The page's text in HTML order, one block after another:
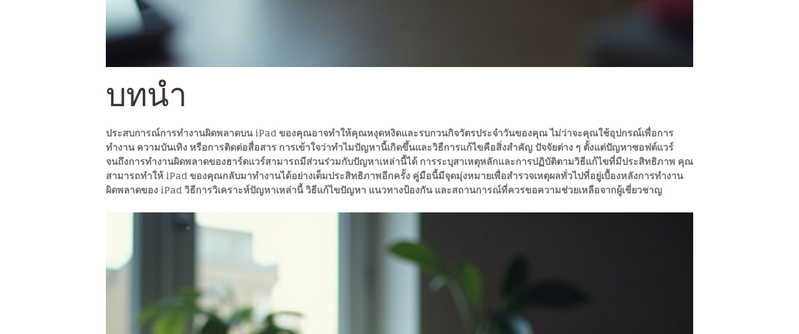
บทนำ
ประสบการณ์การทำงานผิดพลาดบน iPad ของคุณอาจทำให้คุณหงุดหงิดและรบกวนกิจวัตรประจำวันของคุณ ไม่ว่าจะคุณใช้อุปกรณ์เพื่อการ
ทำงาน ความบันเทิง หรือการติดต่อสื่อสาร การเข้าใจว่าทำไมปัญหานี้เกิดขึ้นและวิธีการแก้ไขคือสิ่งสำคัญ ปัจจัยต่าง ๆ ตั้งแต่ปัญหาซอฟต์แวร์
จนถึงการทำงานผิดพลาดของฮาร์ดแวร์สามารถมีส่วนร่วมกับปัญหาเหล่านี้ได้ การระบุสาเหตุหลักและการปฏิบัติตามวิธีแก้ไขที่มีประสิทธิภาพ คุณ
สามารถทำให้ iPad ของคุณกลับมาทำงานได้อย่างเต็มประสิทธิภาพอีกครั้ง คู่มือนี้มีจุดมุ่งหมายเพื่อสำรวจเหตุผลทั่วไปที่อยู่เบื้องหลังการทำงาน
ผิดพลาดของ iPad วิธีการวิเคราะห์ปัญหาเหล่านี้ วิธีแก้ไขปัญหา แนวทางป้องกัน และสถานการณ์ที่ควรขอความช่วยเหลือจากผู้เชี่ยวชาญ